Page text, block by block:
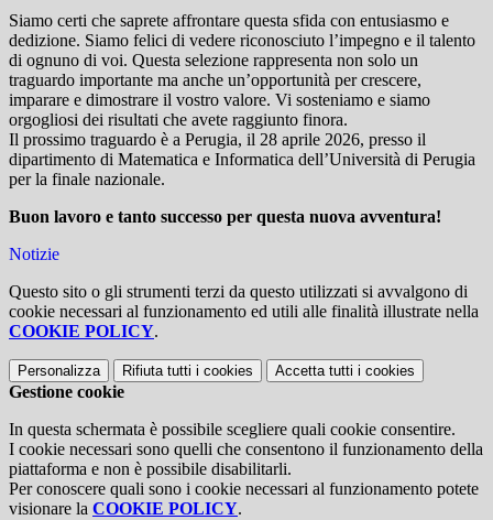
Siamo certi che saprete affrontare questa sfida con entusiasmo e
dedizione. Siamo felici di vedere riconosciuto l’impegno e il talento
di ognuno di voi. Questa selezione rappresenta non solo un
traguardo importante ma anche un’opportunità per crescere,
imparare e dimostrare il vostro valore. Vi sosteniamo e siamo
orgogliosi dei risultati che avete raggiunto finora.
Il prossimo traguardo è a Perugia, il 28 aprile 2026, presso il
dipartimento di Matematica e Informatica dell’Università di Perugia
per la finale nazionale.
Buon lavoro e tanto successo per questa nuova avventura!
Notizie
Questo sito o gli strumenti terzi da questo utilizzati si avvalgono di
cookie necessari al funzionamento ed utili alle finalità illustrate nella
COOKIE POLICY.
Personalizza Rifiuta tutti i cookies Accetta tutti i cookies
Gestione cookie
In questa schermata è possibile scegliere quali cookie consentire.
I cookie necessari sono quelli che consentono il funzionamento della
piattaforma e non è possibile disabilitarli.
Per conoscere quali sono i cookie necessari al funzionamento potete
visionare la COOKIE POLICY.